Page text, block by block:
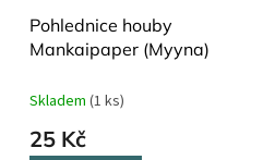
Pohlednice houby
Mankaipaper (Myyna)
Skladem (1 ks)
25 Kč